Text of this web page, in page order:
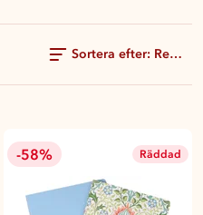
Sortera efter:
-58% Räddad